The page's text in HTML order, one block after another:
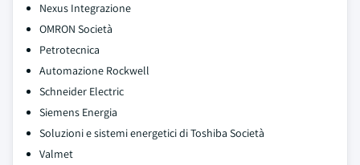
Nexus Integrazione
OMRON Società
Petrotecnica
Automazione Rockwell
Schneider Electric
Siemens Energia
Soluzioni e sistemi energetici di Toshiba Società
Valmet